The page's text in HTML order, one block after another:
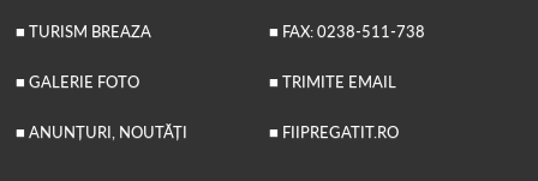
■ TURISM BREAZA
■ GALERIE FOTO
■ ANUNȚURI, NOUTĂȚI
■ FAX: 0238-511-738
■ TRIMITE EMAIL
■ FIIPREGATIT.RO